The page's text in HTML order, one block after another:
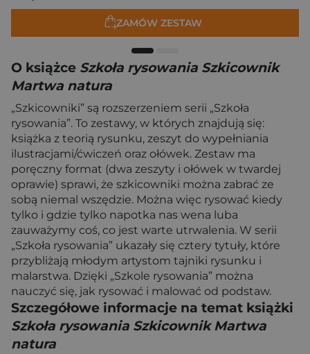
ZAMÓW ZESTAW
O książce Szkoła rysowania Szkicownik
Martwa natura
„Szkicowniki” są rozszerzeniem serii „Szkoła
rysowania”. To zestawy, w których znajdują się:
książka z teorią rysunku, zeszyt do wypełniania
ilustracjami/ćwiczeń oraz ołówek. Zestaw ma
poręczny format (dwa zeszyty i ołówek w twardej
oprawie) sprawi, że szkicowniki można zabrać ze
sobą niemal wszędzie. Można więc rysować kiedy
tylko i gdzie tylko napotka nas wena luba
zauważymy coś, co jest warte utrwalenia. W serii
„Szkoła rysowania” ukazały się cztery tytuły, które
przybliżają młodym artystom tajniki rysunku i
malarstwa. Dzięki „Szkole rysowania” można
nauczyć się, jak rysować i malować od podstaw.
Szczegółowe informacje na temat książki
Szkoła rysowania Szkicownik Martwa
natura